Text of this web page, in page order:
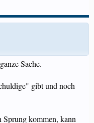
Sache.
gibt und noch
Sprung kommen, kann